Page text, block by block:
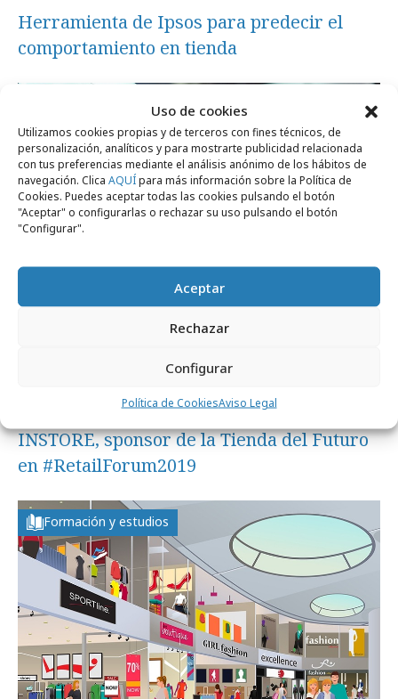
Uso de cookies
Utilizamos cookies propias y de terceros con fines técnicos, de
personalización, analíticos y para mostrarte publicidad relacionada
con tus preferencias mediante el análisis anónimo de los hábitos de
navegación. Clica AQUÍpara más información sobre la Política de
Cookies. Puedes aceptar todas las cookies pulsando el botón
"Aceptar" o configurarlas o rechazar su uso pulsando el botón
"Configurar".
Aceptar
Rechazar
Configurar
Política de CookiesAviso Legal
Herramienta de Ipsos para predecir el
comportamiento en tienda
jueves, 28 de marzo 2019
INSTORE, sponsor de la Tienda del Futuro
en #RetailForum2019
Formación y estudios